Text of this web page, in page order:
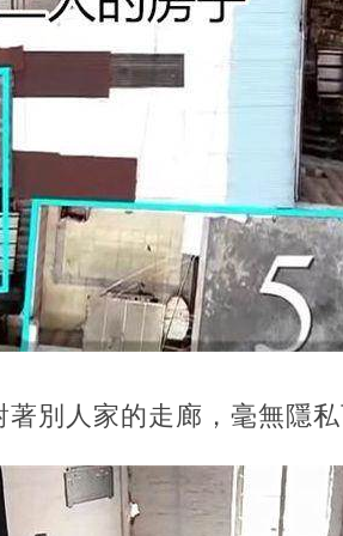
別人家的走廊，毫無隱